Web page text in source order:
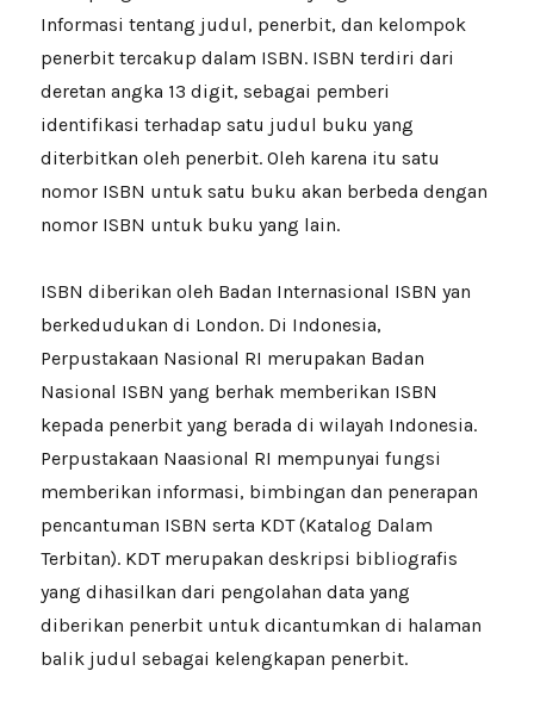
Informasi tentang judul, penerbit, dan kelompok
penerbit tercakup dalam ISBN. ISBN terdiri dari
deretan angka 13 digit, sebagai pemberi
identifikasi terhadap satu judul buku yang
diterbitkan oleh penerbit. Oleh karena itu satu
nomor ISBN untuk satu buku akan berbeda dengan
nomor ISBN untuk buku yang lain.
ISBN diberikan oleh Badan Internasional ISBN yan
berkedudukan di London. Di Indonesia,
Perpustakaan Nasional RI merupakan Badan
Nasional ISBN yang berhak memberikan ISBN
kepada penerbit yang berada di wilayah Indonesia.
Perpustakaan Naasional RI mempunyai fungsi
memberikan informasi, bimbingan dan penerapan
pencantuman ISBN serta KDT (Katalog Dalam
Terbitan). KDT merupakan deskripsi bibliografis
yang dihasilkan dari pengolahan data yang
diberikan penerbit untuk dicantumkan di halaman
balik judul sebagai kelengkapan penerbit.